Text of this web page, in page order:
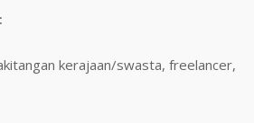
kerajaan/swasta, freelancer,